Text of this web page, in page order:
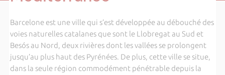
Barcelone est une ville qui s’est développée au débouché des
voies naturelles catalanes que sont le Llobregat au Sud et
Besós au Nord, deux rivières dont les vallées se prolongent
jusqu’au plus haut des Pyrénées. De plus, cette ville se situe,
dans la seule région commodément pénétrable depuis la